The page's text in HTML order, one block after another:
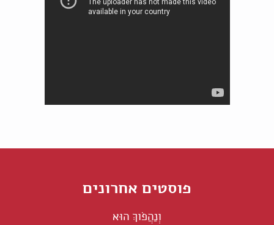
פוסטים אחרונים
וְנַהֲפֹוךְ הוּא